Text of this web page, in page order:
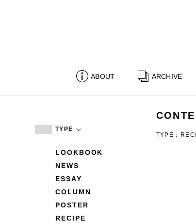
ABOUT ARCHIVE
TYPE
LOOKBOOK
NEWS
ESSAY
COLUMN
POSTER
RECIPE
TYPE：